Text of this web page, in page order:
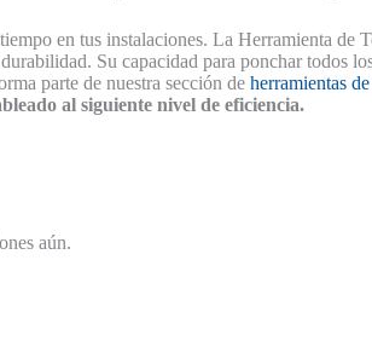
en tus instalaciones. La Herramienta
Su capacidad para ponchar todos
parte de nuestra sección de herramientas
al siguiente nivel de eficiencia.
aún.